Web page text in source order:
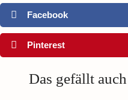
Facebook
Pinterest
Das gefällt